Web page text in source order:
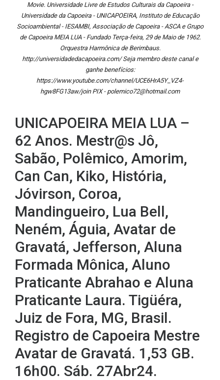
Movie. Universidade Livre de Estudos Culturais da Capoeira -
Universidade da Capoeira - UNICAPOEIRA, Instituto de Educação
Socioambiental - IESAMBI, Associação de Capoeira - ASCA e Grupo
de Capoeira MEIA LUA - Fundado Terça-feira, 29 de Maio de 1962.
Orquestra Harmônica de Berimbaus.
http://universidadedacapoeira.com/ Seja membro deste canal e
ganhe benefícios:
https://www.youtube.com/channel/UCE6HrA5Y_VZ4-
hgw8FG13aw/join PIX - polemico72@hotmail.com
UNICAPOEIRA MEIA LUA –
62 Anos. Mestr@s Jô,
Sabão, Polêmico, Amorim,
Can Can, Kiko, História,
Jóvirson, Coroa,
Mandingueiro, Lua Bell,
Neném, Águia, Avatar de
Gravatá, Jefferson, Aluna
Formada Mônica, Aluno
Praticante Abrahao e Aluna
Praticante Laura. Tigüéra,
Juiz de Fora, MG, Brasil.
Registro de Capoeira Mestre
Avatar de Gravatá. 1,53 GB.
16h00. Sáb. 27Abr24.